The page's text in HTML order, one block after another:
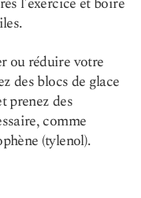
ou réduire votre
des blocs de glace
prenez des
comme
(tylenol).